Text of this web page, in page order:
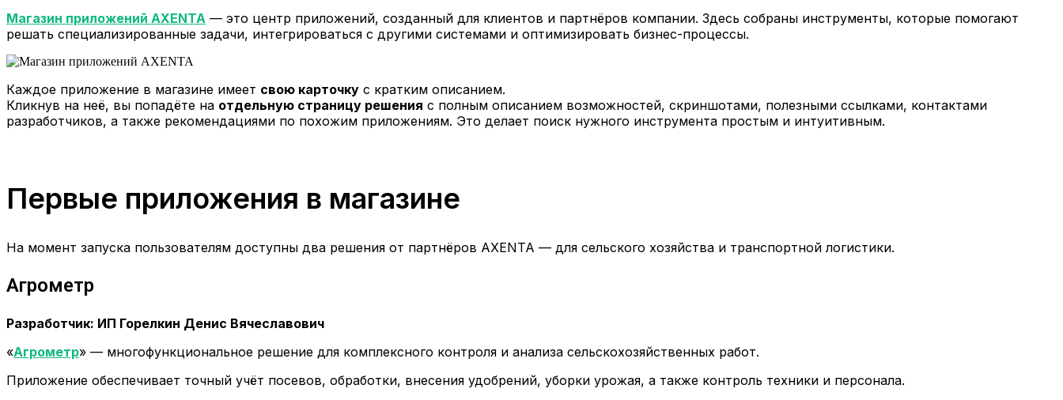
Магазин приложений AXENTA — это центр приложений, созданный для клиентов и партнёров компании. Здесь собраны инструменты, которые помогают
решать специализированные задачи, интегрироваться с другими системами и оптимизировать бизнес-процессы.
Каждое приложение в магазине имеет свою карточку с кратким описанием.
Кликнув на неё, вы попадёте на отдельную страницу решения с полным описанием возможностей, скриншотами, полезными ссылками, контактами
разработчиков, а также рекомендациями по похожим приложениям. Это делает поиск нужного инструмента простым и интуитивным.
Первые приложения в магазине
На момент запуска пользователям доступны два решения от партнёров AXENTA — для сельского хозяйства и транспортной логистики.
Агрометр
Разработчик: ИП Горелкин Денис Вячеславович
«Агрометр» — многофункциональное решение для комплексного контроля и анализа сельскохозяйственных работ.
Приложение обеспечивает точный учёт посевов, обработки, внесения удобрений, уборки урожая, а также контроль техники и персонала.